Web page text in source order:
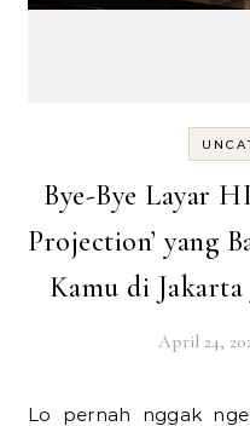
Bye-Bye Layar
Projection’ yang
Kamu di
April 24,
Lo pernah nggak ngerasa leher kaku abis scroll